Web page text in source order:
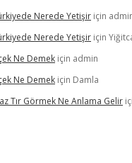
Nerede Yetişir için
Nerede Yetişir için
Ne Demek için admin
Ne Demek için Damla
Tır Görmek Ne Anlama Gelir